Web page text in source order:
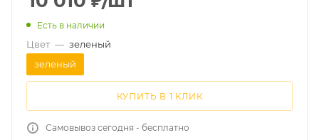
Есть в наличии
Цвет — зеленый
зеленый
КУПИТЬ В 1 КЛИК
Самовывоз сегодня - бесплатно